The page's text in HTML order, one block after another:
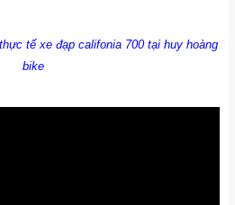
tế xe đạp califonia 700 tại huy hoàng
bike